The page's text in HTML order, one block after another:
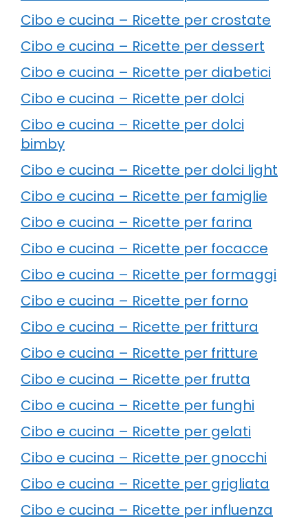
Cibo e cucina – Ricette per crostate
Cibo e cucina – Ricette per dessert
Cibo e cucina – Ricette per diabetici
Cibo e cucina – Ricette per dolci
Cibo e cucina – Ricette per dolci
bimby
Cibo e cucina – Ricette per dolci light
Cibo e cucina – Ricette per famiglie
Cibo e cucina – Ricette per farina
Cibo e cucina – Ricette per focacce
Cibo e cucina – Ricette per formaggi
Cibo e cucina – Ricette per forno
Cibo e cucina – Ricette per frittura
Cibo e cucina – Ricette per fritture
Cibo e cucina – Ricette per frutta
Cibo e cucina – Ricette per funghi
Cibo e cucina – Ricette per gelati
Cibo e cucina – Ricette per gnocchi
Cibo e cucina – Ricette per grigliata
Cibo e cucina – Ricette per influenza